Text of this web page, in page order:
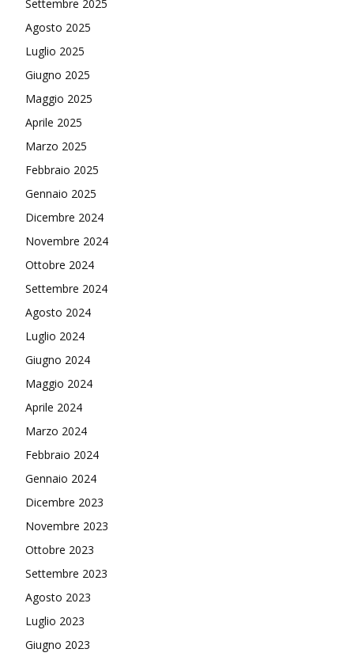
Settembre 2025
Agosto 2025
Luglio 2025
Giugno 2025
Maggio 2025
Aprile 2025
Marzo 2025
Febbraio 2025
Gennaio 2025
Dicembre 2024
Novembre 2024
Ottobre 2024
Settembre 2024
Agosto 2024
Luglio 2024
Giugno 2024
Maggio 2024
Aprile 2024
Marzo 2024
Febbraio 2024
Gennaio 2024
Dicembre 2023
Novembre 2023
Ottobre 2023
Settembre 2023
Agosto 2023
Luglio 2023
Giugno 2023